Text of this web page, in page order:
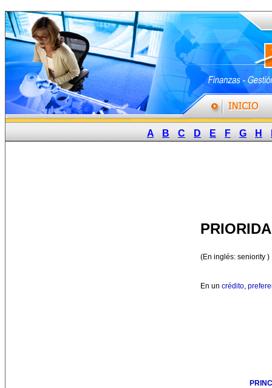
A B C D E F G H
(En inglés: seniority )
En un crédito,